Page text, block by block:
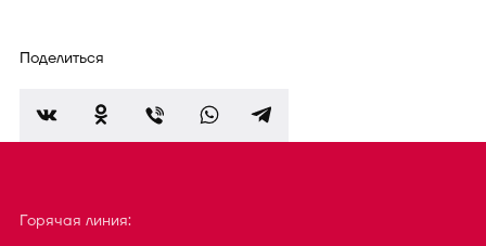
Поделиться
Горячая линия: